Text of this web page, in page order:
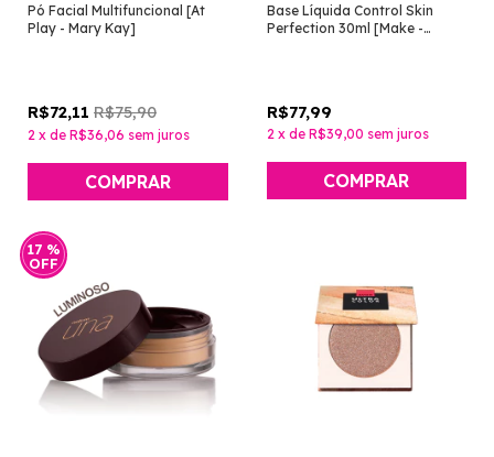
Pó Facial Multifuncional [At
Play - Mary Kay]
R$72,11 R$75,90
2 x de R$36,06 sem juros
Base Líquida Control Skin
Perfection 30ml [Make -
R$77,99
2 x de R$39,00 sem juros
COMPRAR
17 %
OFF